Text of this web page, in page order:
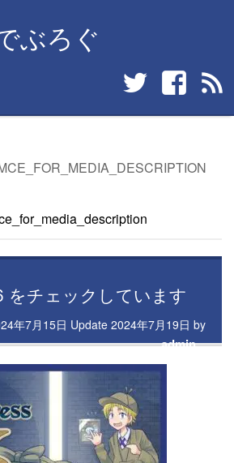
ぶろぐ
をチェックしています
年7月15日 Update 2024年7月19日 by
admin